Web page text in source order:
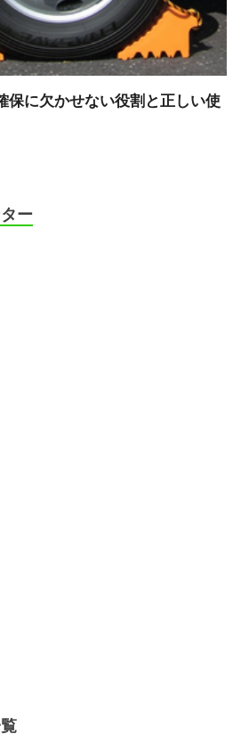
保に欠かせない役割と正しい使
ー